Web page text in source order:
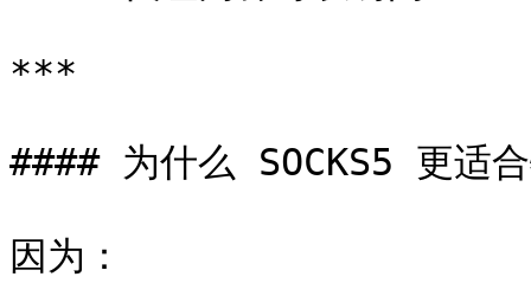
***
#### 为什么 SOCKS5 更适
因为：